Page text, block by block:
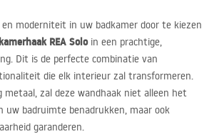
en moderniteit in uw badkamer door te kiezen
REA Soloin een prachtige,
Dit is de perfecte combinatie van
die elk interieur zal transformeren.
metaal, zal deze wandhaak niet alleen het
uw badruimte benadrukken, maar ook
garanderen.